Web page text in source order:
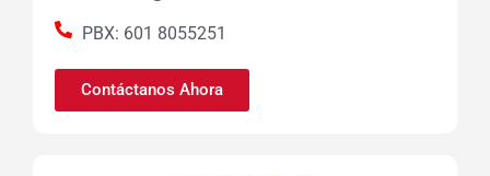
PBX: 601 8055251
Contáctanos Ahora